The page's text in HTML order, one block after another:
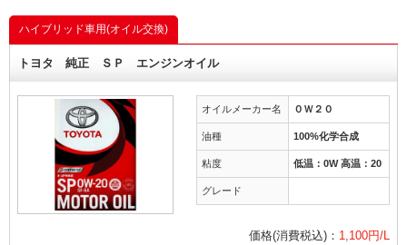
ハイブリッド車用(オイル交換)
トヨタ 純正 ＳＰ エンジンオイル
オイルメーカー名 ０Ｗ２０
油種 100%化学合成
粘度 低温：0W 高温：20
グレード
価格(消費税込)： 1,100円/L